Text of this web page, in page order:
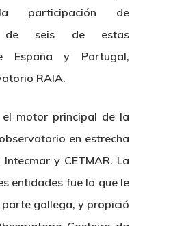
participación de
de seis de estas
España y Portugal,
RAIA.
el motor principal de la
en estrecha
y CETMAR. La
entidades fue la que le
gallega, y propició
Nosotros
Directorio De Personal
Patronato
Identidad Corporativa
Novedades
Actualidad
Proyectos
Publicaciones
Memoria
Contratación